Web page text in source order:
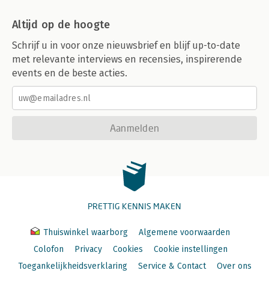
Altijd op de hoogte
Schrijf u in voor onze nieuwsbrief en blijf up-to-date
met relevante interviews en recensies, inspirerende
events en de beste acties.
Aanmelden
PRETTIG KENNIS MAKEN
Thuiswinkel waarborg
Algemene voorwaarden
Colofon
Privacy Cookies
Cookie instellingen
Toegankelijkheidsverklaring
Service & Contact Over ons